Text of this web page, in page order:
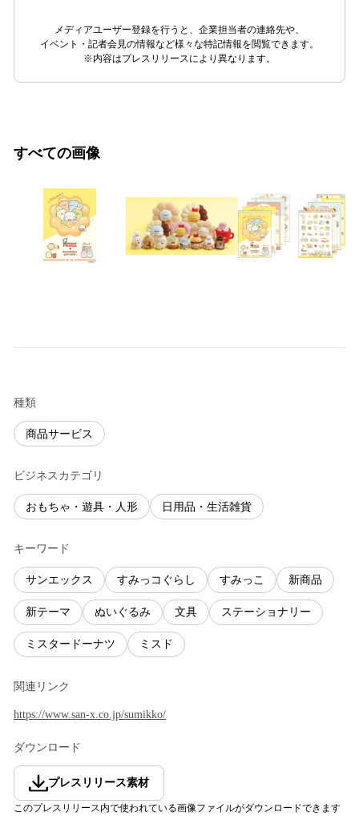
メディアユーザー登録を行うと、企業担当者の連絡先や、
イベント・記者会見の情報など様々な特記情報を閲覧できます。
※内容はプレスリリースにより異なります。
すべての画像
種類
商品サービス
ビジネスカテゴリ
おもちゃ・遊具・人形 日用品・生活雑貨
キーワード
サンエックス すみっコぐらし すみっこ 新商品
新テーマ ぬいぐるみ 文具 ステーショナリー
ミスタードーナツ ミスド
関連リンク
https://www.san-x.co.jp/sumikko/
ダウンロード
プレスリリース素材
このプレスリリース内で使われている画像ファイルがダウンロードできます